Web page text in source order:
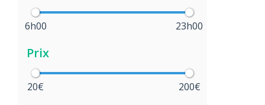
6h00 23h00
Prix
20€ 200€